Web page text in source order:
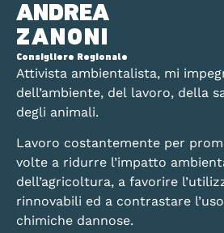
ANDREA
ZANONI
Consigliere Regionale
Attivista ambientalista, mi
dell’ambiente, del lavoro, della
degli animali.
Lavoro costantemente per
volte a ridurre l’impatto
dell’agricoltura, a favorire
rinnovabili ed a contrastare
chimiche dannose.